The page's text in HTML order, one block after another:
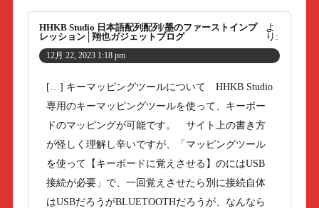
HHKB Studio 日本語配列配列/墨のファーストインプ
レッション│翔也ガジェットブログ
よ
り:
12月 22, 2023 1:18 pm
[…] キーマッピングツールについて HHKB Studio
専用のキーマッピングツールを使って、キーボー
ドのマッピングが可能です。 サイト上の書き方
が怪しく理解し辛いですが、「マッピングツール
を使って【キーボードに覚えさせる】のにはUSB
接続が必要」で、一回覚えさせたら別に接続自体
はUSBだろうがBLUETOOTHだろうが、なんなら